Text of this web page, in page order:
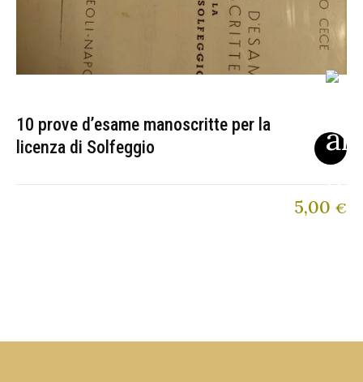
10 prove d’esame manoscritte per la
licenza di Solfeggio
5,00 €